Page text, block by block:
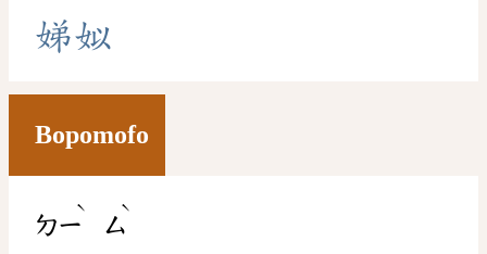
娣姒
Bopomofo
ㄉㄧ
ˋ
ㄙ
ˋ